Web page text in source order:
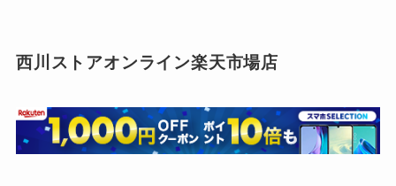
西川ストアオンライン楽天市場店